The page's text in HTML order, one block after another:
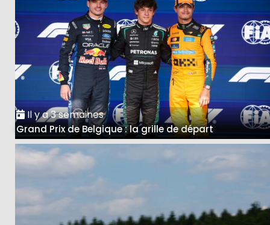
Il y a 3 semaines
Grand Prix de Belgique : la grille de départ